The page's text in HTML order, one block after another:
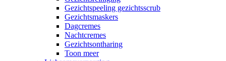
Gezichtspeeling gezichtsscrub
Gezichtsmaskers
Dagcremes
Nachtcremes
Gezichtsontharing
Toon meer